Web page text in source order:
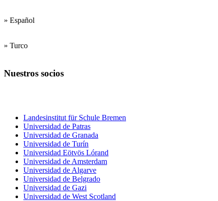
» Español
» Turco
Nuestros socios
Landesinstitut für Schule Bremen
Universidad de Patras
Universidad de Granada
Universidad de Turín
Universidad Eötvös Lórand
Universidad de Amsterdam
Universidad de Algarve
Universidad de Belgrado
Universidad de Gazi
Universidad de West Scotland